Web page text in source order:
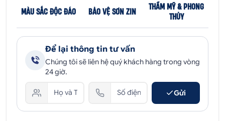
MÀU SẮC ĐỘC ĐÁO BẢO VỆ SƠN ZIN
THẨM MỸ & PHONG
THỦY
Để lại thông tin tư vấn
Chúng tôi sẽ liên hệ quý khách hàng trong vòng
24 giờ.
Gửi